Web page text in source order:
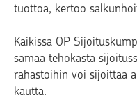
tuottoa, kertoo
Kaikissa OP
samaa tehokasta
rahastoihin voi sijoittaa
kautta.